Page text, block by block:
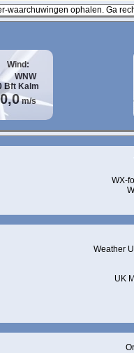
waarchuwingen ophalen. Ga
Wind:
WNW
Bft Kalm
0,0m/s
WX-
Weather
UK